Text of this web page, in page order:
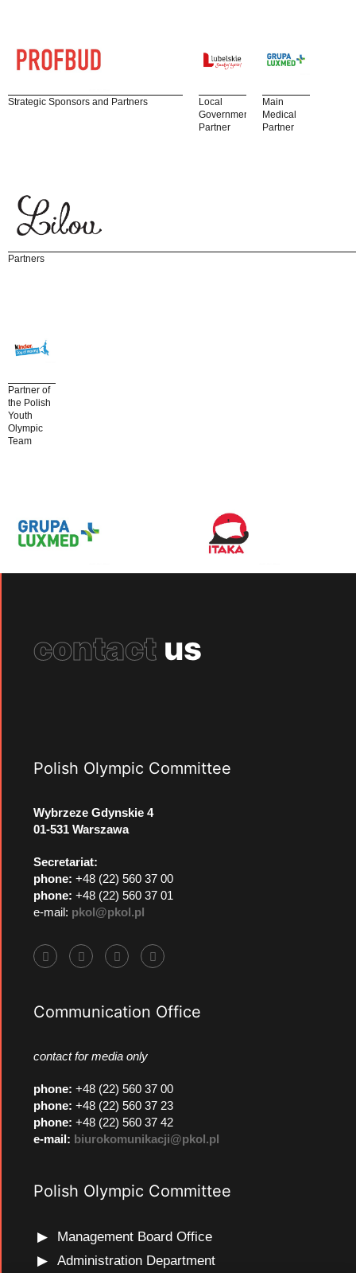
Strategic Sponsors and Partners
Local
Government
Partner
Main
Medical
Partner
Partners
Partner of
the Polish
Youth
Olympic
Team
contact us
Polish Olympic Committee
Wybrzeze Gdynskie 4
01-531 Warszawa
Secretariat:
phone: +48 (22) 560 37 00
phone: +48 (22) 560 37 01
e-mail: pkol@pkol.pl
Communication Office
contact for media only
phone: +48 (22) 560 37 00
phone: +48 (22) 560 37 23
phone: +48 (22) 560 37 42
e-mail: biurokomunikacji@pkol.pl
Polish Olympic Committee
Management Board Office
Administration Department